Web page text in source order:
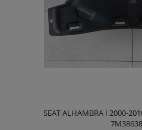
SEAT ALHAMBRA I 2000-